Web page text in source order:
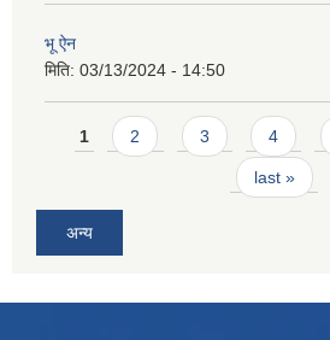
भू ऐन
मिति: 03/13/2024 - 14:50
Pages
1 2 3 4
last »
अन्य